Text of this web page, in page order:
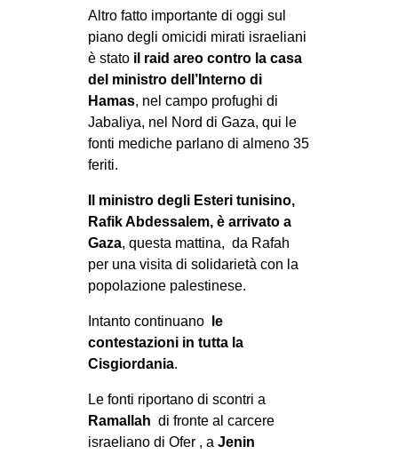
bsky
ms
SEARCH
Altro fatto importante di oggi sul
piano degli omicidi mirati israeliani
è stato il raid areo contro la casa
del ministro dell’Interno di
Hamas, nel campo profughi di
Jabaliya, nel Nord di Gaza, qui le
fonti mediche parlano di almeno 35
feriti.
Il ministro degli Esteri tunisino,
Rafik Abdessalem, è arrivato a
Gaza, questa mattina, da Rafah
per una visita di solidarietà con la
popolazione palestinese.
Intanto continuano
le
contestazioni in tutta la
Cisgiordania.
Le fonti riportano di scontri a
Ramallah di fronte al carcere
israeliano di Ofer , a Jenin